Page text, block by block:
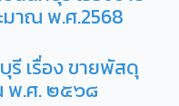
มาณ พ.ศ.2568
รี เรื่อง ขายพัสดุ
พ.ศ. ๒๕๖๘